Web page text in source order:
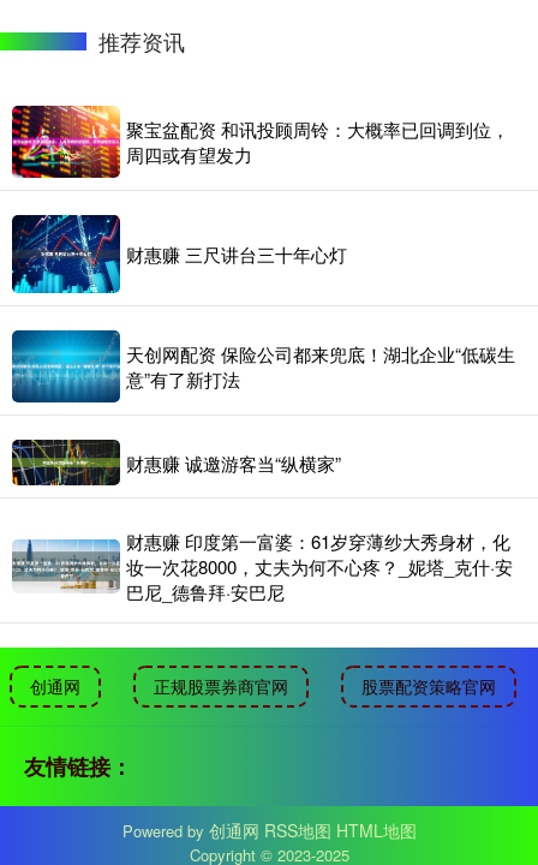
推荐资讯
聚宝盆配资 和讯投顾周铃：大概率已回调到位，
周四或有望发力
财惠赚 三尺讲台三十年心灯
天创网配资 保险公司都来兜底！湖北企业“低碳生
意”有了新打法
财惠赚 诚邀游客当“纵横家”
财惠赚 印度第一富婆：61岁穿薄纱大秀身材，化
妆一次花8000，丈夫为何不心疼？_妮塔_克什·安
巴尼_德鲁拜·安巴尼
创通网 正规股票券商官网 股票配资策略官网
友情链接：
Powered by 创通网 RSS地图 HTML地图
Copyright © 2023-2025